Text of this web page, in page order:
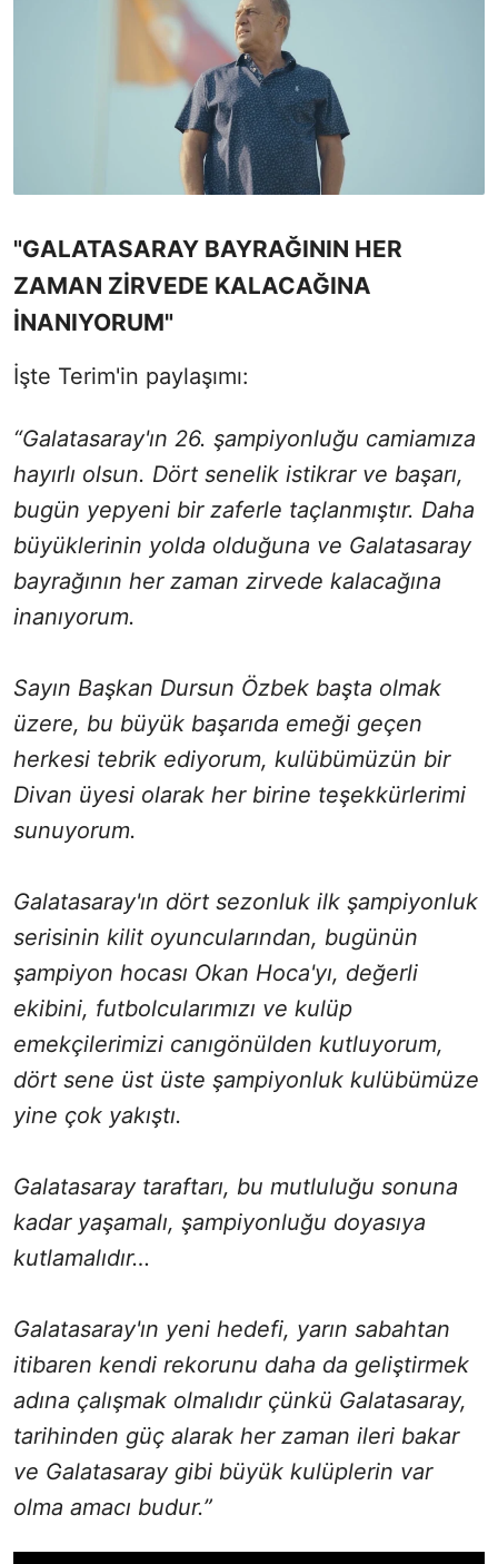
"GALATASARAY BAYRAĞININ HER
ZAMAN ZİRVEDE KALACAĞINA
İNANIYORUM"
İşte Terim'in paylaşımı:
“Galatasaray'ın 26. şampiyonluğu camiamıza
hayırlı olsun. Dört senelik istikrar ve başarı,
bugün yepyeni bir zaferle taçlanmıştır. Daha
büyüklerinin yolda olduğuna ve Galatasaray
bayrağının her zaman zirvede kalacağına
inanıyorum.
Sayın Başkan Dursun Özbek başta olmak
üzere, bu büyük başarıda emeği geçen
herkesi tebrik ediyorum, kulübümüzün bir
Divan üyesi olarak her birine teşekkürlerimi
sunuyorum.
Galatasaray'ın dört sezonluk ilk şampiyonluk
serisinin kilit oyuncularından, bugünün
şampiyon hocası Okan Hoca'yı, değerli
ekibini, futbolcularımızı ve kulüp
emekçilerimizi canıgönülden kutluyorum,
dört sene üst üste şampiyonluk kulübümüze
yine çok yakıştı.
Galatasaray taraftarı, bu mutluluğu sonuna
kadar yaşamalı, şampiyonluğu doyasıya
kutlamalıdır…
Galatasaray'ın yeni hedefi, yarın sabahtan
itibaren kendi rekorunu daha da geliştirmek
adına çalışmak olmalıdır çünkü Galatasaray,
tarihinden güç alarak her zaman ileri bakar
ve Galatasaray gibi büyük kulüplerin var
olma amacı budur.”